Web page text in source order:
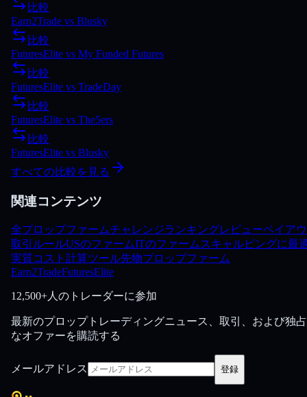
比較
Earn2Trade vs Blusky
比較
FuturesElite vs My Funded Futures
比較
FuturesElite vs TradeDay
比較
FuturesElite vs The5ers
比較
FuturesElite vs Blusky
すべての比較を見る
関連コンテンツ
全プロップファームチャレンジランキングレビューペイア
取引ルールUSのファームITのファーム スキャルピングに最
実質コスト計算ツール先物プロップファーム
Earn2TradeFuturesElite
12,500+人のトレーダーに参加
最新のプロップトレーディングニュース、取引、および独
なオファーを購読する
メールアドレス 登録